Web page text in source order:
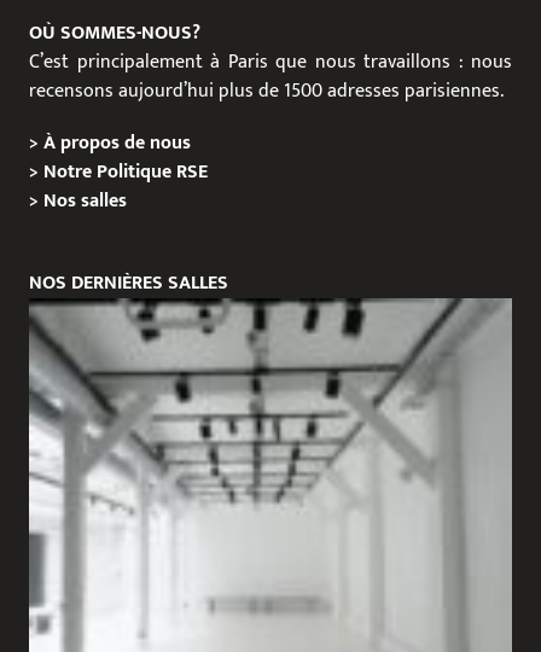
OÙ SOMMES-NOUS?
C’est principalement à Paris que nous travaillons : nous
recensons aujourd’hui plus de 1500 adresses parisiennes.
>À propos de nous
> Notre Politique RSE
> Nos salles
NOS DERNIÈRES SALLES